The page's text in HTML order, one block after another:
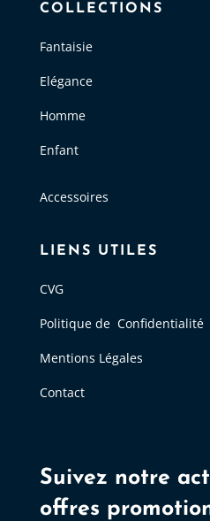
COLLECTIONS
Fantaisie
Elégance
Homme
Enfant
Accessoires
LIENS UTILES
CVG
Politique de Confidentialité
Mentions Légales
Contact
Suivez notre
offres